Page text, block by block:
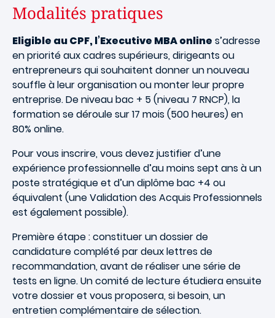
Modalités pratiques
Eligible au CPF, l’Executive MBA online s’adresse
en priorité aux cadres supérieurs, dirigeants ou
entrepreneurs qui souhaitent donner un nouveau
souffle à leur organisation ou monter leur propre
entreprise. De niveau bac + 5 (niveau 7 RNCP), la
formation se déroule sur 17 mois (500 heures) en
80% online.
Pour vous inscrire, vous devez justifier d’une
expérience professionnelle d’au moins sept ans à un
poste stratégique et d’un diplôme bac +4 ou
équivalent (une Validation des Acquis Professionnels
est également possible).
Première étape : constituer un dossier de
candidature complété par deux lettres de
recommandation, avant de réaliser une série de
tests en ligne. Un comité de lecture étudiera ensuite
votre dossier et vous proposera, si besoin, un
entretien complémentaire de sélection.